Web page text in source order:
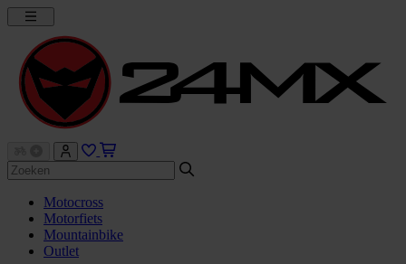
Motocross
Motorfiets
Mountainbike
Outlet